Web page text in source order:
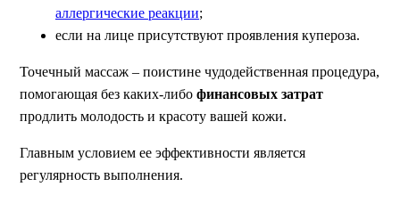
аллергические реакции;
если на лице присутствуют проявления купероза.
Точечный массаж – поистине чудодейственная процедура,
помогающая без каких-либо финансовых затрат
продлить молодость и красоту вашей кожи.
Главным условием ее эффективности является
регулярность выполнения.